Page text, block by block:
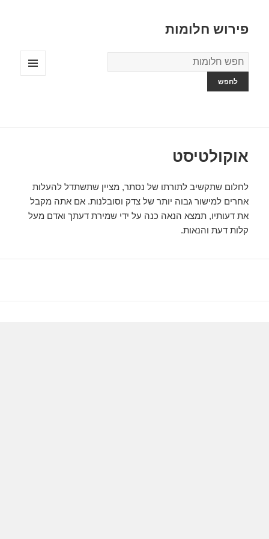
פירוש חלומות
מילון
החלומות
אוקולטיסט
לחלום שתקשיב לתורתו של נסתר, מציין שתשתדל להעלות
אחרים למישור גבוה יותר של צדק וסובלנות. אם אתה מקבל
את דעותיו, תמצא הנאה כנה על ידי שמירת דעתך ואדם מעל
קלות דעת והנאות.